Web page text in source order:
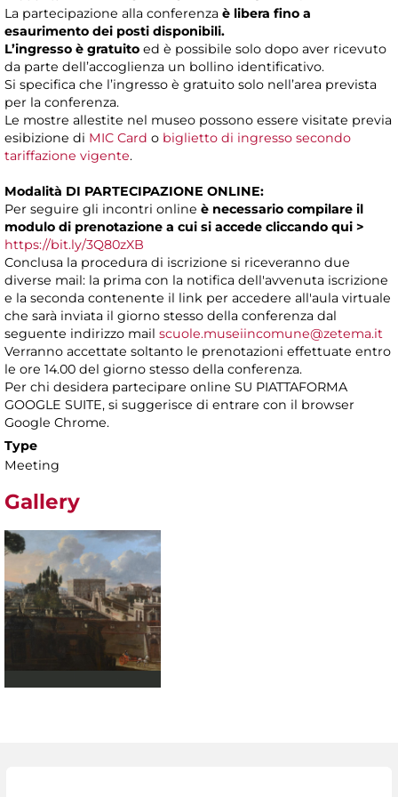
La partecipazione alla conferenza è libera fino a
esaurimento dei posti disponibili.
L’ingresso è gratuito ed è possibile solo dopo aver ricevuto
da parte dell’accoglienza un bollino identificativo.
Si specifica che l’ingresso è gratuito solo nell’area prevista
per la conferenza.
Le mostre allestite nel museo possono essere visitate previa
esibizione di MIC Card o biglietto di ingresso secondo
tariffazione vigente.
Modalità DI PARTECIPAZIONE ONLINE:
Per seguire gli incontri online è necessario compilare il
modulo di prenotazione a cui si accede cliccando qui >
https://bit.ly/3Q80zXB
Conclusa la procedura di iscrizione si riceveranno due
diverse mail: la prima con la notifica dell'avvenuta iscrizione
e la seconda contenente il link per accedere all'aula virtuale
che sarà inviata il giorno stesso della conferenza dal
seguente indirizzo mail scuole.museiincomune@zetema.it
Verranno accettate soltanto le prenotazioni effettuate entro
le ore 14.00 del giorno stesso della conferenza.
Per chi desidera partecipare online SU PIATTAFORMA
GOOGLE SUITE, si suggerisce di entrare con il browser
Google Chrome.
Type
Meeting
Gallery